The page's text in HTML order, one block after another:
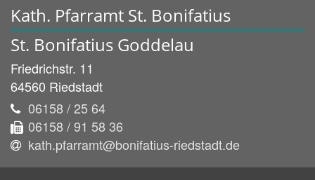
Kath. Pfarramt St. Bonifatius
St. Bonifatius Goddelau
Friedrichstr. 11
64560 Riedstadt
06158 / 25 64
06158 / 91 58 36
kath.pfarramt@bonifatius-riedstadt.de